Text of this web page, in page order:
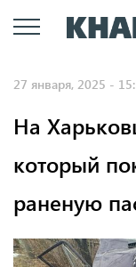
27 января, 2025 -
На
который
раненую